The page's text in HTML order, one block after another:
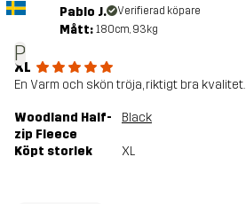
P
Pablo J. Verifierad köpare
Mått: 180cm, 93kg
XL
En Varm och skön tröja, riktigt bra kvalitet.
Woodland Half-
zip Fleece
Black
Köpt storlek XL